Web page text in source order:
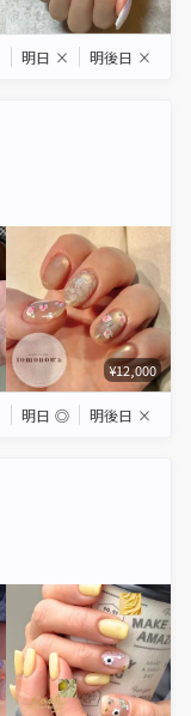
明日 × 明後日 ×
¥12,000
明日 ◎ 明後日 ×